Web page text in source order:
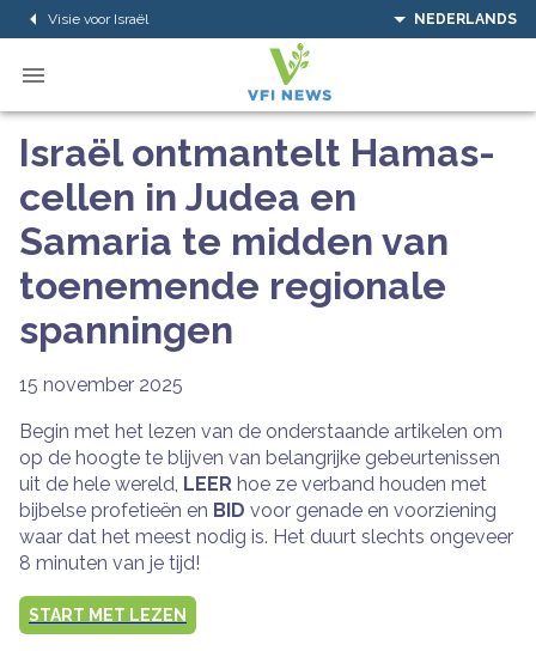
Visie voor Israël NEDERLANDS
Israël ontmantelt Hamas-
cellen in Judea en
Samaria te midden van
toenemende regionale
spanningen
15 november 2025
Begin met het lezen van de onderstaande artikelen om
op de hoogte te blijven van belangrijke gebeurtenissen
uit de hele wereld, LEER hoe ze verband houden met
bijbelse profetieën en BID voor genade en voorziening
waar dat het meest nodig is. Het duurt slechts ongeveer
8 minuten van je tijd!
START MET LEZEN